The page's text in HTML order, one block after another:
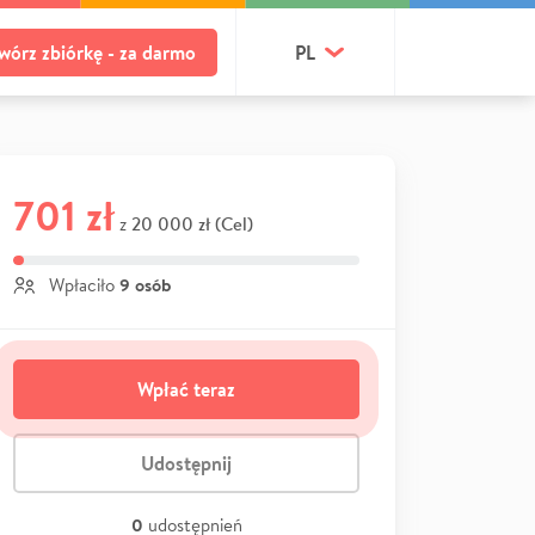
zbiórkę - za darmo PL
701 zł z 20 000 zł (Cel)
Wpłaciło 9 osób
Wpłać teraz
Udostępnij
0 udostępnień